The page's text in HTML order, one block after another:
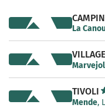
La
TIVOLI
Mende,